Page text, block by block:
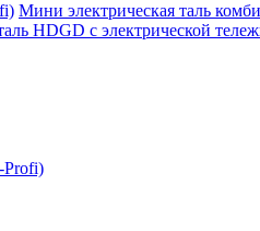
Мини электрическая таль
HDGD с электрической
Profi)